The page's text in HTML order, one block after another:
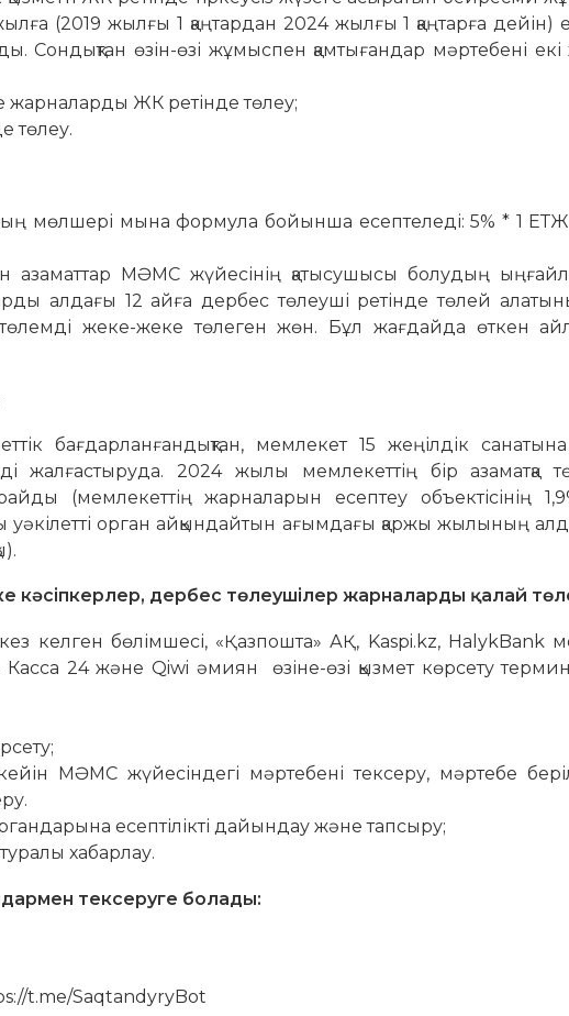
(2019 жылғы 1 қаңтардан 2024 жылғы 1 қаңтарға дейін)
Сондықтан өзін-өзі жұмыспен қамтығандар мәртебені
жарналарды ЖК ретінде төлеу;
төлеу.
мөлшері мына формула бойынша есептеледі: 5% * 1
азаматтар МӘМС жүйесінің қатысушысы болудың
алдағы 12 айға дербес төлеуші ретінде төлей
жеке-жеке төлеген жөн. Бұл жағдайда өткен
бағдарланғандықтан, мемлекет 15 жеңілдік санатына
жалғастыруда. 2024 жылы мемлекеттің бір азаматқа
(мемлекеттің жарналарын есептеу объектісінің
уәкілетті орган айқындайтын ағымдағы қаржы жылының
кәсіпкерлер, дербес төлеушілер жарналарды қалай
келген бөлімшесі, «Қазпошта» АҚ, Kaspi.kz, HalykBank
24 және Qiwi әмиян өзіне-өзі қызмет көрсету
МӘМС жүйесіндегі мәртебені тексеру, мәртебе
есептілікті дайындау және тапсыру;
хабарлау.
тексеруге болады:
t.me/SaqtandyryBot